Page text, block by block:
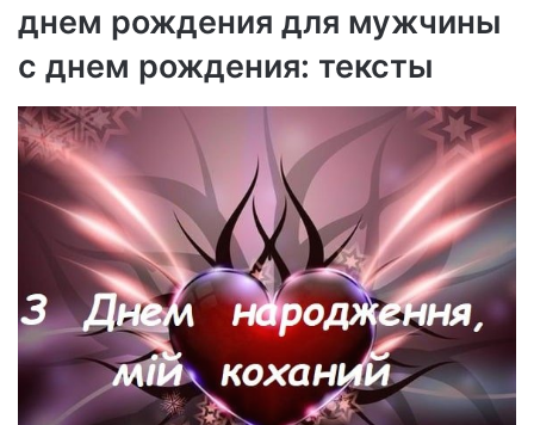
днем рождения для мужчины
с днем рождения: тексты